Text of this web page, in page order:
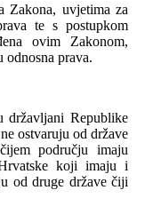
Zakona, uvjetima za
te s postupkom
ovim Zakonom,
odnosna prava.
državljani Republike
ostvaruju od države
području imaju
koji imaju i
od druge države čiji